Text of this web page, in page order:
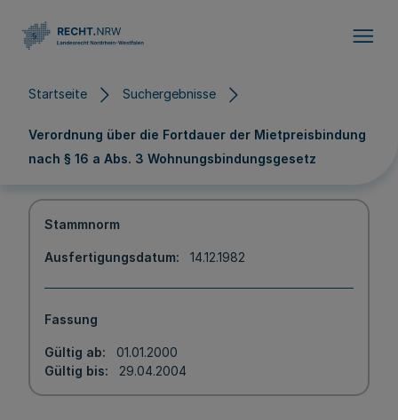
Startseite Suchergebnisse
Verordnung über die Fortdauer der Mietpreisbindung
nach § 16 a Abs. 3 Wohnungsbindungsgesetz
Stammnorm
Ausfertigungsdatum 14.12.1982
Fassung
Gültig ab
01.01.2000
Gültig bis
29.04.2004